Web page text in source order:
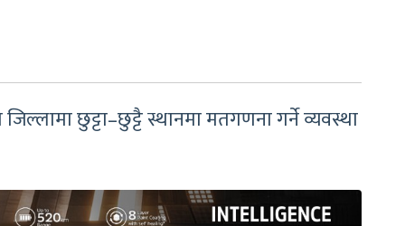
छुट्टा–छुट्टै स्थानमा मतगणना गर्ने व्यवस्था